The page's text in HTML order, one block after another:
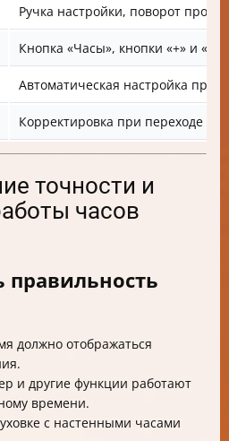
Ручка настройки, поворот
Кнопка «Часы», кнопки «+» и «-»
Автоматическая настройка при
Корректировка при переходе
точности и
часов
правильность
должно отображаться
и другие функции работают
времени.
с настенными часами